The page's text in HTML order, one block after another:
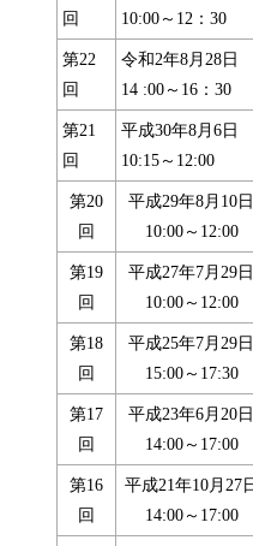
回
10:00～12：30
第22
回
令和2年8月28日
14 :00～16：30
第21
回
平成30年8月6日
10:15～12:00
第20
回
平成29年8月10日
10:00～12:00
第19
回
平成27年7月29日
10:00～12:00
第18
回
平成25年7月29日
15:00～17:30
第17
回
平成23年6月20日
14:00～17:00
第16
回
平成21年10月27
14:00～17:00